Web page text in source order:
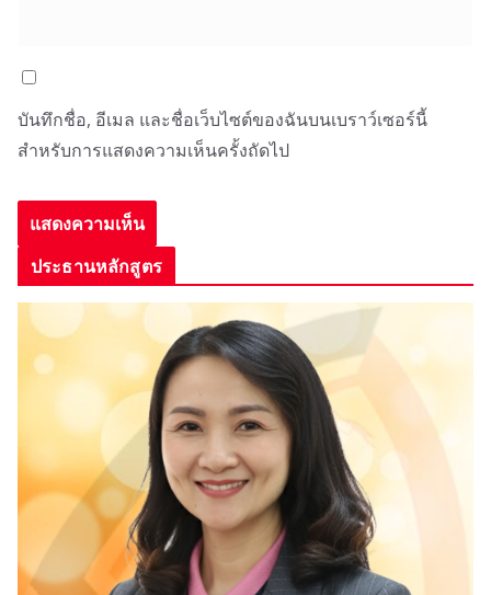
บันทึกชื่อ, อีเมล และชื่อเว็บไซต์ของฉันบนเบราว์เซอร์นี้
สำหรับการแสดงความเห็นครั้งถัดไป
ประธานหลักสูตร